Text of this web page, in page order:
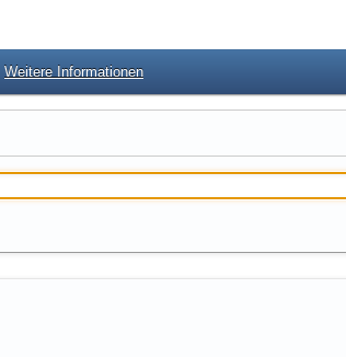
Weitere Informationen